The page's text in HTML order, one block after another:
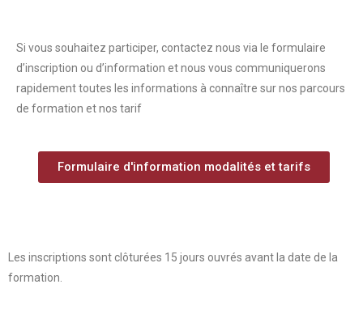
Si vous souhaitez participer, contactez nous via le formulaire
d’inscription ou d’information et nous vous communiquerons
rapidement toutes les informations à connaître sur nos parcours
de formation et nos tarif
Formulaire d'information modalités et tarifs
Les inscriptions sont clôturées 15 jours ouvrés avant la date de la
formation.